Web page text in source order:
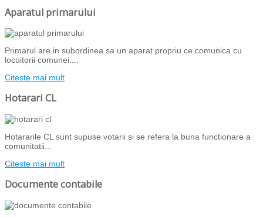
Aparatul primarului
Primarul are in subordinea sa un aparat propriu ce comunica cu
locuitorii comunei....
Citeste mai mult
Hotarari CL
Hotararile CL sunt supuse votarii si se refera la buna functionare a
comunitatii...
Citeste mai mult
Documente contabile